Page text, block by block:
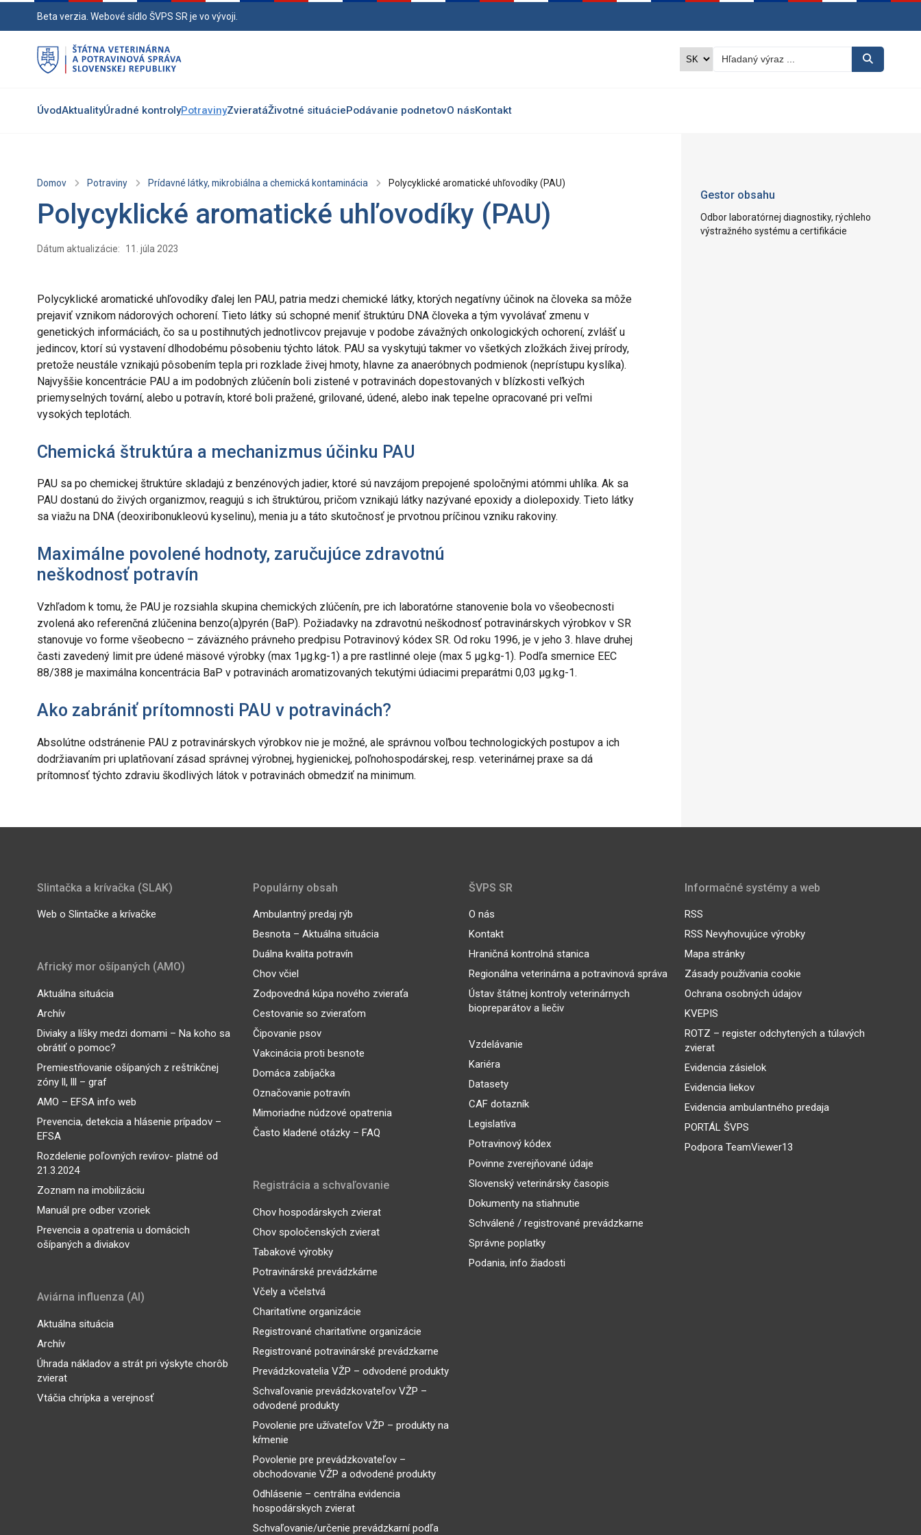
Beta verzia. Webové sídlo ŠVPS SR je vo vývoji.
ÚvodAktualityÚradné kontrolyPotravinyZvieratáŽivotné situáciePodávanie podnetovO násKontakt
Domov Potraviny Prídavné látky, mikrobiálna a chemická kontaminácia Polycyklické aromatické uhľovodíky (PAU)
Polycyklické aromatické uhľovodíky (PAU)
Dátum aktualizácie: 11. júla 2023
Polycyklické aromatické uhľovodíky ďalej len PAU, patria medzi chemické látky, ktorých negatívny účinok na človeka sa môže
prejaviť vznikom nádorových ochorení. Tieto látky sú schopné meniť štruktúru DNA človeka a tým vyvolávať zmenu v
genetických informáciách, čo sa u postihnutých jednotlivcov prejavuje v podobe závažných onkologických ochorení, zvlášť u
jedincov, ktorí sú vystavení dlhodobému pôsobeniu týchto látok. PAU sa vyskytujú takmer vo všetkých zložkách živej prírody,
pretože neustále vznikajú pôsobením tepla pri rozklade živej hmoty, hlavne za anaeróbnych podmienok (neprístupu kyslíka).
Najvyššie koncentrácie PAU a im podobných zlúčenín boli zistené v potravinách dopestovaných v blízkosti veľkých
priemyselných tovární, alebo u potravín, ktoré boli pražené, grilované, údené, alebo inak tepelne opracované pri veľmi
vysokých teplotách.
Chemická štruktúra a mechanizmus účinku PAU
PAU sa po chemickej štruktúre skladajú z benzénových jadier, ktoré sú navzájom prepojené spoločnými atómmi uhlíka. Ak sa
PAU dostanú do živých organizmov, reagujú s ich štruktúrou, pričom vznikajú látky nazývané epoxidy a diolepoxidy. Tieto látky
sa viažu na DNA (deoxiribonukleovú kyselinu), menia ju a táto skutočnosť je prvotnou príčinou vzniku rakoviny.
Maximálne povolené hodnoty, zaručujúce zdravotnú
neškodnosť potravín
Vzhľadom k tomu, že PAU je rozsiahla skupina chemických zlúčenín, pre ich laboratórne stanovenie bola vo všeobecnosti
zvolená ako referenčná zlúčenina benzo(a)pyrén (BaP). Požiadavky na zdravotnú neškodnosť potravinárskych výrobkov v SR
stanovuje vo forme všeobecno – záväzného právneho predpisu Potravinový kódex SR. Od roku 1996, je v jeho 3. hlave druhej
časti zavedený limit pre údené mäsové výrobky (max 1µg.kg-1) a pre rastlinné oleje (max 5 µg.kg-1). Podľa smernice EEC
88/388 je maximálna koncentrácia BaP v potravinách aromatizovaných tekutými údiacimi preparátmi 0,03 µg.kg-1.
Ako zabrániť prítomnosti PAU v potravinách?
Absolútne odstránenie PAU z potravinárskych výrobkov nie je možné, ale správnou voľbou technologických postupov a ich
dodržiavaním pri uplatňovaní zásad správnej výrobnej, hygienickej, poľnohospodárskej, resp. veterinárnej praxe sa dá
prítomnosť týchto zdraviu škodlivých látok v potravinách obmedziť na minimum.
Gestor obsahu
Odbor laboratórnej diagnostiky, rýchleho
výstražného systému a certifikácie
Slintačka a krívačka (SLAK)
Web o Slintačke a krívačke
Africký mor ošípaných (AMO)
Aktuálna situácia
Archív
Diviaky a líšky medzi domami – Na koho sa
obrátiť o pomoc?
Premiestňovanie ošípaných z reštrikčnej
zóny ll, lll – graf
AMO – EFSA info web
Prevencia, detekcia a hlásenie prípadov –
EFSA
Rozdelenie poľovných revírov- platné od
21.3.2024
Zoznam na imobilizáciu
Manuál pre odber vzoriek
Prevencia a opatrenia u domácich
ošípaných a diviakov
Aviárna influenza (AI)
Aktuálna situácia
Archív
Úhrada nákladov a strát pri výskyte chorôb
zvierat
Vtáčia chrípka a verejnosť
Populárny obsah
Ambulantný predaj rýb
Besnota – Aktuálna situácia
Duálna kvalita potravín
Chov včiel
Zodpovedná kúpa nového zvieraťa
Cestovanie so zvieraťom
Čipovanie psov
Vakcinácia proti besnote
Domáca zabíjačka
Označovanie potravín
Mimoriadne núdzové opatrenia
Často kladené otázky – FAQ
Registrácia a schvaľovanie
Chov hospodárskych zvierat
Chov spoločenských zvierat
Tabakové výrobky
Potravinárské prevádzkárne
Včely a včelstvá
Charitatívne organizácie
Registrované charitatívne organizácie
Registrované potravinárské prevádzkarne
Prevádzkovatelia VŽP – odvodené produkty
Schvaľovanie prevádzkovateľov VŽP –
odvodené produkty
Povolenie pre užívateľov VŽP – produkty na
kŕmenie
Povolenie pre prevádzkovateľov –
obchodovanie VŽP a odvodené produkty
Odhlásenie – centrálna evidencia
hospodárskych zvierat
Schvaľovanie/určenie prevádzkarní podľa
ŠVPS SR
O nás
Kontakt
Hraničná kontrolná stanica
Regionálna veterinárna a potravinová správa
Ústav štátnej kontroly veterinárnych
biopreparátov a liečiv
Vzdelávanie
Kariéra
Datasety
CAF dotazník
Legislatíva
Potravinový kódex
Povinne zverejňované údaje
Slovenský veterinársky časopis
Dokumenty na stiahnutie
Schválené / registrované prevádzkarne
Správne poplatky
Podania, info žiadosti
Informačné systémy a web
RSS
RSS Nevyhovujúce výrobky
Mapa stránky
Zásady používania cookie
Ochrana osobných údajov
KVEPIS
ROTZ – register odchytených a túlavých
zvierat
Evidencia zásielok
Evidencia liekov
Evidencia ambulantného predaja
PORTÁL ŠVPS
Podpora TeamViewer13